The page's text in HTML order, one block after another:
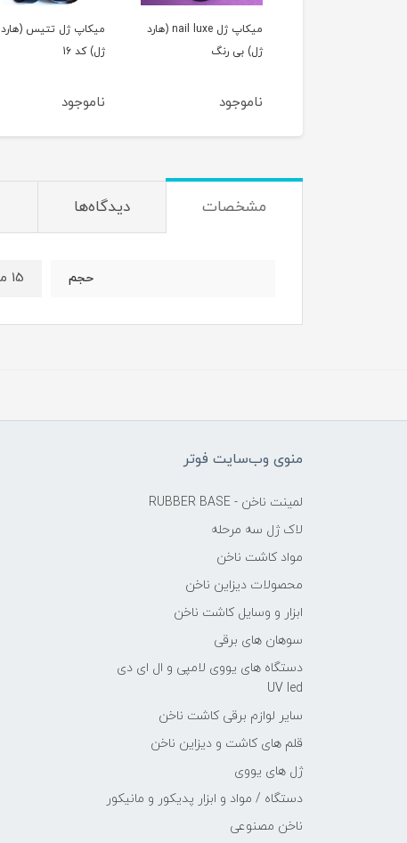
میکاپ ژل nail luxe (هارد
ژل) بی رنگ
ناموجود
میکاپ ژل تتیس (هارد
ژل) کد 16
ناموجود
مشخصات دیدگاه‌ها
حجم 15 میل
منوی وب‌سایت فوتر
لمینت ناخن - RUBBER BASE
لاک ژل سه مرحله
مواد کاشت ناخن
محصولات دیزاین ناخن
ابزار و وسایل کاشت ناخن
سوهان های برقی
دستگاه های یووی لامپی و ال ای دی
UV led
سایر لوازم برقی کاشت ناخن
قلم های کاشت و دیزاین ناخن
ژل های یووی
دستگاه / مواد و ابزار پدیکور و مانیکور
ناخن مصنوعی